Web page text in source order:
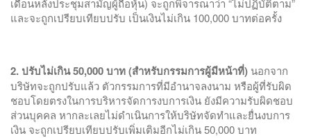
เดือนหลังประชุมสามัญผู้ถือหุ้น) จะถูกพิจารณาว่า “ไม่ปฏิบัติตาม”
และจะถูกเปรียบเทียบปรับ เป็นเงินไม่เกิน 100,000 บาทต่อครั้ง
2. ปรับไม่เกิน 50,000 บาท (สำหรับกรรมการผู้มีหน้าที่) นอกจาก
บริษัทจะถูกปรับแล้ว ตัวกรรมการที่มีอำนาจลงนาม หรือผู้ที่รับผิด
ชอบโดยตรงในการบริหารจัดการงบการเงิน ยังมีความรับผิดชอบ
ส่วนบุคคล หากละเลยไม่ดำเนินการให้บริษัทจัดทำและยื่นงบการ
เงิน จะถูกเปรียบเทียบปรับเพิ่มเติมอีกไม่เกิน 50,000 บาท